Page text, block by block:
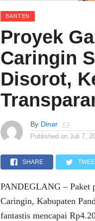
BANTEN
Proyek
Caringin
Disorot,
By Dinar
Published on Juli 7,
SHARE
PANDEGLANG – Paket
Caringin, Kabupaten
fantastis mencapai